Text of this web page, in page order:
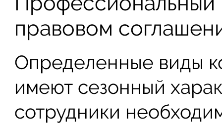
правовом
Определенные виды
имеют сезонный
сотрудники